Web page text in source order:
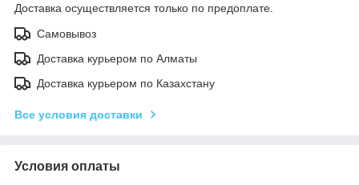
Доставка осуществляется только по предоплате.
Самовывоз
Доставка курьером по Алматы
Доставка курьером по Казахстану
Все условия доставки
Условия оплаты